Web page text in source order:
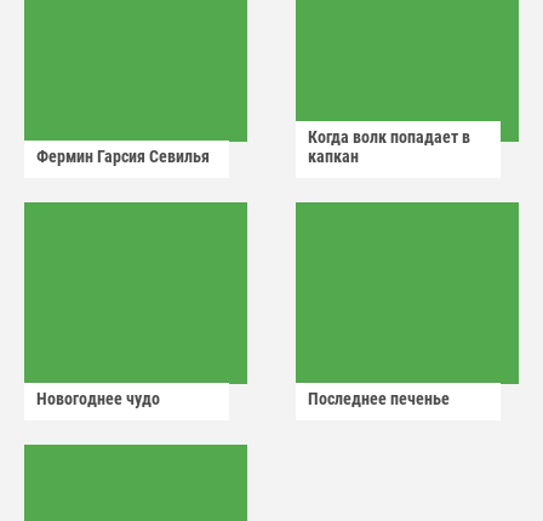
Фермин Гарсия Севилья
Когда волк попадает в
капкан
Новогоднее чудо Последнее печенье